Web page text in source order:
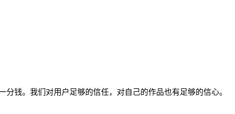
钱。我们对用户足够的信任，对自己的作品也有足够的信心。